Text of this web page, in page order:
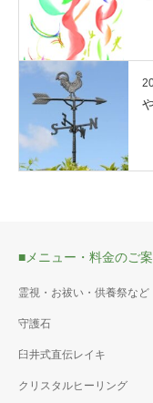
■メニュー・料金のご
霊視・お祓い・供養祭など
守護石
臼井式直伝レイキ
クリスタルヒーリング